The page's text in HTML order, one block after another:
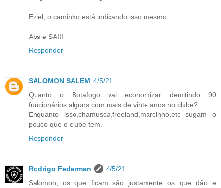
Eziel, o caminho está indicando isso mesmo.
Abs e SA!!!
Responder
SALOMON SALEM 4/5/21
Quanto o Botafogo vai economizar demitindo 90
funcionários,alguns com mais de vinte anos no clube?
Enquanto isso,chamusca,freeland,marcinho,etc sugam o
pouco que o clube tem.
Responder
Rodrigo Federman
4/5/21
Salomon, os que ficam são justamente os que dão e